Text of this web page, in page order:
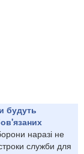
будуть
наразі не
служби для